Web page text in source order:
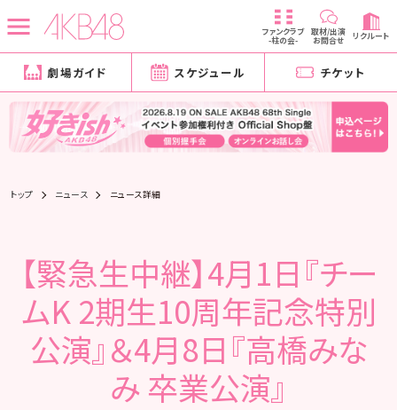
ファンクラブ
-柱の会-
取材/出演
お問合せ リクルート
劇場ガイド スケジュール チケット
トップ ニュース ニュース詳細
【緊急生中継】4月1日『チー
ムK 2期生10周年記念特別
公演』＆4月8日『高橋みな
み 卒業公演』